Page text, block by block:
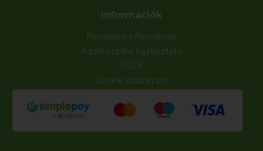
Információk
Rendelési információk
Adatkezelési tájékoztató
ÁSZF
Cookie szabályzat